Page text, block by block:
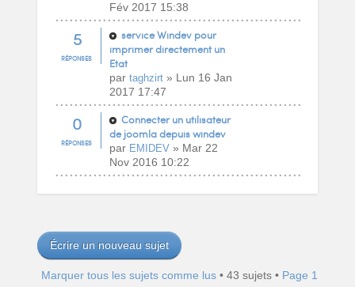
Fév 2017 15:38
5
RÉPONSES
service Windev pour
imprimer directement un
Etat
par taghzirt» Lun 16 Jan
2017 17:47
0
RÉPONSES
Connecter un utilisateur
de joomla depuis windev
par EMIDEV» Mar 22
Nov 2016 10:22
Écrire un nouveau sujet
Marquer tous les sujets comme lus • 43 sujets • Page 1